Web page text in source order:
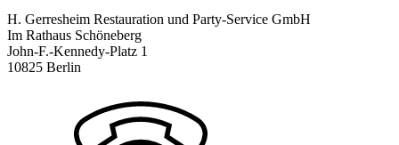
H. Gerresheim Restauration und Party-Service GmbH
Im Rathaus Schöneberg
John-F.-Kennedy-Platz 1
10825 Berlin